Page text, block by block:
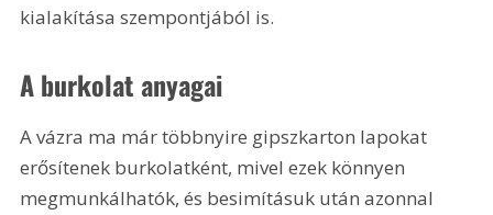
kialakítása szempontjából is.
A burkolat anyagai
A vázra ma már többnyire gipszkarton lapokat
erősítenek burkolatként, mivel ezek könnyen
megmunkálhatók, és besimításuk után azonnal